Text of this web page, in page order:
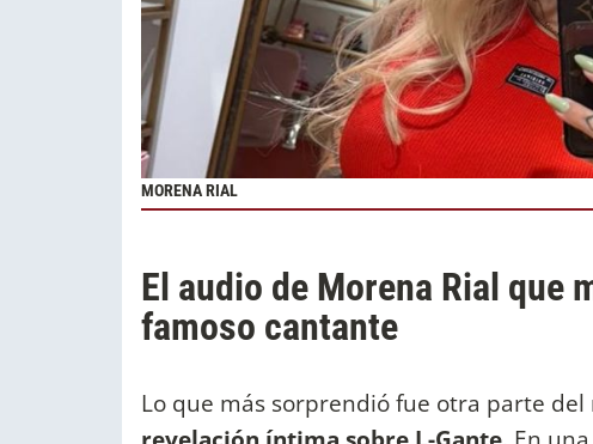
MORENA RIAL
El audio de Morena Rial que
famoso cantante
Lo que más sorprendió fue otra parte